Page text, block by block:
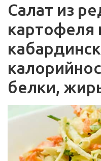
Салат из
картофеля
белки,